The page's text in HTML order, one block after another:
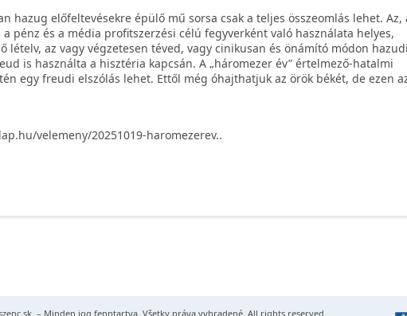
hazug előfeltevésekre épülő mű sorsa csak a teljes összeomlás lehet. Az,
pénz és a média profitszerzési célú fegyverként való használata helyes,
lételv, az vagy végzetesen téved, vagy cinikusan és önámító módon
is használta a hisztéria kapcsán. A „háromezer év” értelmező-hatalmi
egy freudi elszólás lehet. Ettől még óhajthatjuk az örök békét, de ezen
velemeny/20251019-haromezerev..
– Minden jog fenntartva. Všetky práva vyhradené. All rights reserved.